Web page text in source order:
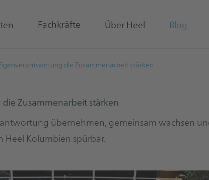
Fachkräfte Über Heel Blog
die Zusammenarbeit stärken
Zusammenarbeit stärken
übernehmen, gemeinsam wachsen
Heel Kolumbien spürbar.